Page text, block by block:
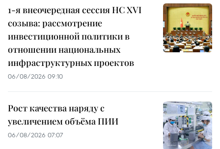
1-я внеочередная сессия НС XVI
созыва: рассмотрение
инвестиционной политики в
отношении национальных
инфраструктурных проектов
06/08/2026 09:10
Рост качества наряду с
увеличением объёма ПИИ
06/08/2026 07:07